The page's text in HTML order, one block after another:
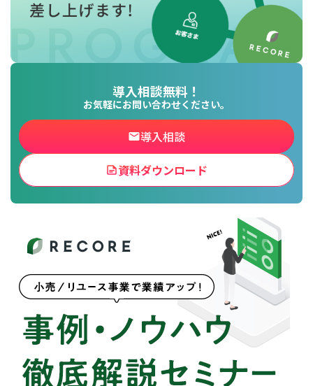
導入相談無料！
お気軽にお問い合わせください。
導入相談
資料ダウンロード
資料ダウンロードの一覧へ
お問い合わせフォームへ